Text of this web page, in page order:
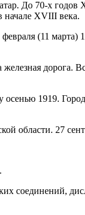
До 70-х годов
начале XVIII века.
(11 марта)
дорога.
1919.
области. 27
соединений,